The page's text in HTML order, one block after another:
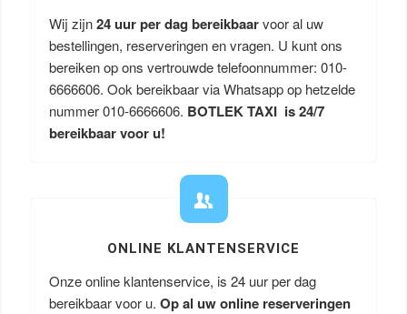
Wij zijn24 uur per dag bereikbaarvoor al uw
bestellingen, reserveringen en vragen. U kunt ons
bereiken op ons vertrouwde telefoonnummer: 010-
6666606. Ook bereikbaar via Whatsapp op hetzelde
nummer 010-6666606. BOTLEK TAXI is 24/7
bereikbaar voor u!
ONLINE KLANTENSERVICE
Onze online klantenservice, is 24 uur per dag
bereikbaar voor u. Op al uw online reserveringen